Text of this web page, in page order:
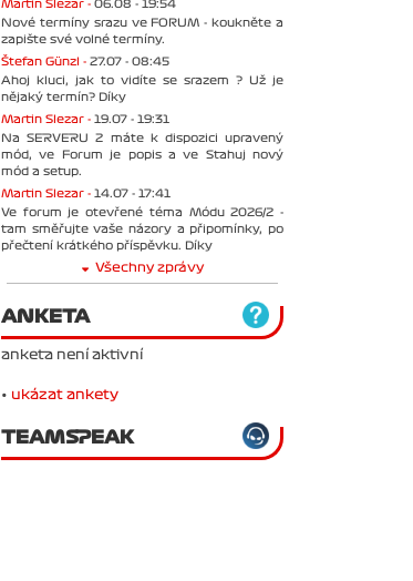
Martin Slezar - 06.08 - 19:54
Nové termíny srazu ve FORUM - koukněte a
zapište své volné termíny.
Štefan Günzl - 27.07 - 08:45
Ahoj kluci, jak to vidíte se srazem ? Už je
nějaký termín? Díky
Martin Slezar - 19.07 - 19:31
Na SERVERU 2 máte k dispozici upravený
mód, ve Forum je popis a ve Stahuj nový
mód a setup.
Martin Slezar - 14.07 - 17:41
Ve forum je otevřené téma Módu 2026/2 -
tam směřujte vaše názory a připomínky, po
přečtení krátkého příspěvku. Díky
Všechny zprávy
ANKETA
anketa není aktivní
• ukázat ankety
TEAMSPEAK